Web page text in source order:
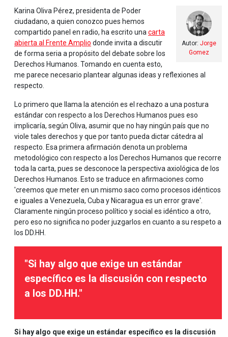
Autor: Jorge
Gomez
Karina Oliva Pérez, presidenta de Poder
ciudadano, a quien conozco pues hemos
compartido panel en radio, ha escrito una carta
abierta al Frente Amplio donde invita a discutir
de forma seria a propósito del debate sobre los
Derechos Humanos. Tomando en cuenta esto,
me parece necesario plantear algunas ideas y reflexiones al
respecto.
Lo primero que llama la atención es el rechazo a una postura
estándar con respecto a los Derechos Humanos pues eso
implicaría, según Oliva, asumir que no hay ningún país que no
viole tales derechos y que por tanto pueda dictar cátedra al
respecto. Esa primera afirmación denota un problema
metodológico con respecto a los Derechos Humanos que recorre
toda la carta, pues se desconoce la perspectiva axiológica de los
Derechos Humanos. Esto se traduce en afirmaciones como
'creemos que meter en un mismo saco como procesos idénticos
e iguales a Venezuela, Cuba y Nicaragua es un error grave'.
Claramente ningún proceso político y social es idéntico a otro,
pero eso no significa no poder juzgarlos en cuanto a su respeto a
los DD.HH.
"Si hay algo que exige un estándar
específico es la discusión con respecto
a los DD.HH."
Si hay algo que exige un estándar específico es la discusión